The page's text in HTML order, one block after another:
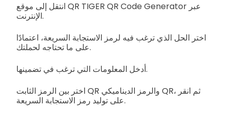
انتقل إلى موقع QR TIGER QR Code Generator عبر
الإنترنت.
اختر الحل الذي ترغب فيه لرمز الاستجابة السريعة، اعتمادًا
على ما تحتاجه لحملتك.
أدخل المعلومات التي ترغب في تضمينها.
اختر بين الرمز الثابت QR والرمز الديناميكي QR، ثم انقر
على توليد رمز الاستجابة السريعة.